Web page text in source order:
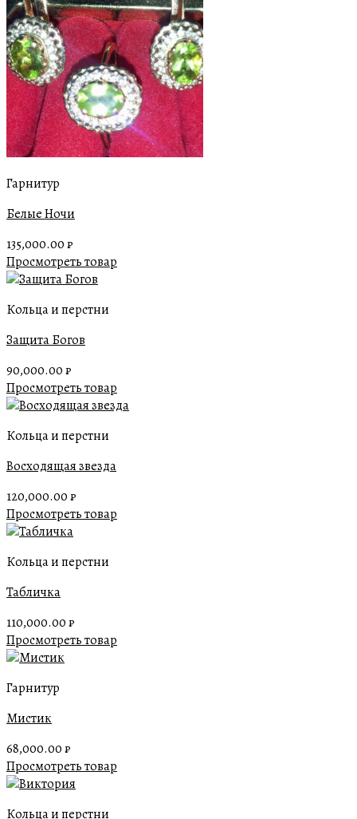
Гарнитур
Белые Ночи
135,000.00₽
Просмотреть товар
Кольца и перстни
Защита Богов
90,000.00₽
Просмотреть товар
Кольца и перстни
Восходящая звезда
120,000.00₽
Просмотреть товар
Кольца и перстни
Табличка
110,000.00₽
Просмотреть товар
Гарнитур
Мистик
68,000.00₽
Просмотреть товар
Кольца и перстни